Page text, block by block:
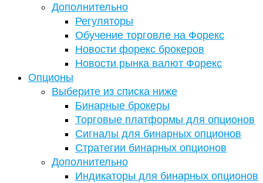
Дополнительно
Регуляторы
Обучение торговле на Форекс
Новости форекс брокеров
Новости рынка валют Форекс
Опционы
Выберите из списка ниже
Бинарные брокеры
Торговые платформы для опционов
Сигналы для бинарных опционов
Стратегии бинарных опционов
Дополнительно
Индикаторы для бинарных опционов